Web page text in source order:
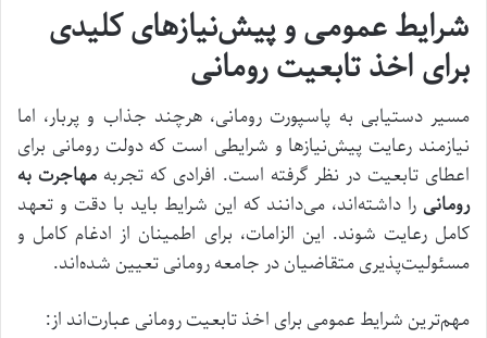
شرایط عمومی و پیش‌نیازهای کلیدی
برای اخذ تابعیت رومانی
مسیر دستیابی به پاسپورت رومانی، هرچند جذاب و پربار، اما
نیازمند رعایت پیش‌نیازها و شرایطی است که دولت رومانی برای
اعطای تابعیت در نظر گرفته است. افرادی که تجربه مهاجرت به
رومانی را داشته‌اند، می‌دانند که این شرایط باید با دقت و تعهد
کامل رعایت شوند. این الزامات، برای اطمینان از ادغام کامل و
مسئولیت‌پذیری متقاضیان در جامعه رومانی تعیین شده‌اند.
مهم‌ترین شرایط عمومی برای اخذ تابعیت رومانی عبارت‌اند از: